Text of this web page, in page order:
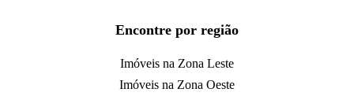
Encontre por região
Imóveis na Zona Leste
Imóveis na Zona Oeste